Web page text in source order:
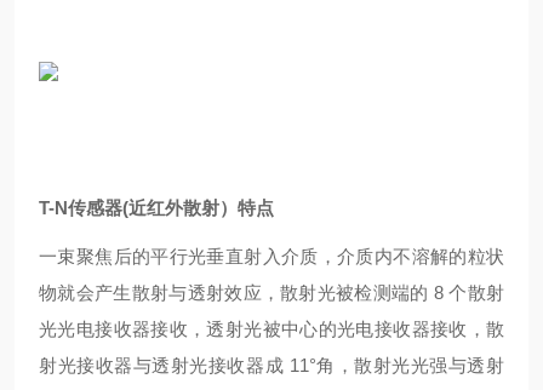
T-N传感器(近红外散射）特点
一束聚焦后的平行光垂直射入介质，介质内不溶解的粒状
物就会产生散射与透射效应，散射光被检测端的 8 个散射
光光电接收器接收，透射光被中心的光电接收器接收，散
射光接收器与透射光接收器成 11°角，散射光光强与透射